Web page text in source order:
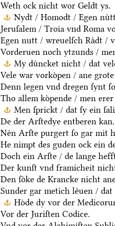
Weth ock nicht wor Geldt ys.
Nydt / Homodt / Egen
Jeruſalem / Troia vnd Roma
Egen nutt / wreuelſch Raͤdt /
Vorderuen noch ytzunds /
My duͤncket nicht / dat
Vele war vorkoͤpen / ane
Denn legen vnd dregen ſynt
Tho allem koͤpende / men erer
Men ſprickt / dat ſy ein
De der Arſtedye entberen kan.
Neͤn Arſte purgert ſo gar mit
He nimpt des guden ock ein
Doch ein Arſte / de lange
Der kunſt vnd framicheit
Den ſoͤke de Krancke nicht
Sunder gar metich leͤuen / dat
Hoͤde dy vor der
Vor der Juriſten Codice.